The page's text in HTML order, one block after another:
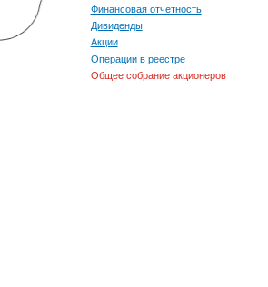
Финансовая отчетность
Дивиденды
Акции
Операции в реестре
Общее собрание акционеров